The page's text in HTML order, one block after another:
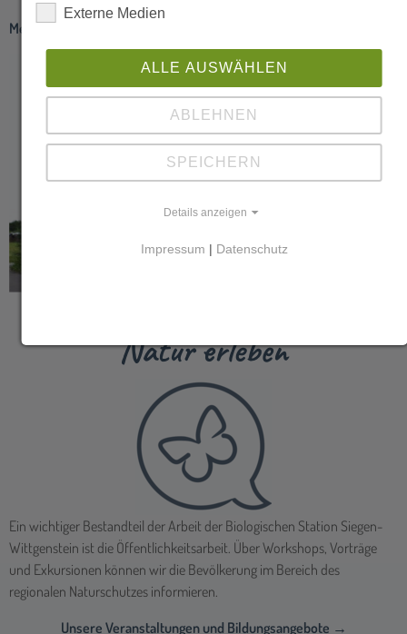
Natur erleben
Ein wichtiger Bestandteil der Arbeit der Biologischen Station Siegen-
Wittgenstein ist die Öffentlichkeitsarbeit. Über Workshops, Vorträge
und Exkursionen können wir die Bevölkerung im Bereich des
regionalen Naturschutzes informieren.
Unsere Veranstaltungen und Bildungsangebote →
Natur gestalten
Externe Medien
ALLE AUSWÄHLEN
ABLEHNEN
SPEICHERN
Details anzeigen
Impressum | Datenschutz